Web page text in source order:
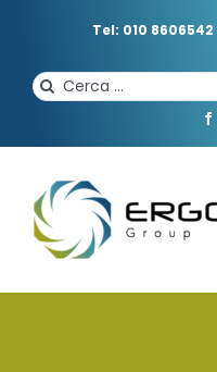
Tel: 010 8606542
Cerca
per: